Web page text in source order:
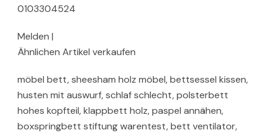
0103304524
Melden |
Ähnlichen Artikel verkaufen
möbel bett, sheesham holz möbel, bettsessel kissen,
husten mit auswurf, schlaf schlecht, polsterbett
hohes kopfteil, klappbett holz, paspel annähen,
boxspringbett stiftung warentest, bett ventilator,